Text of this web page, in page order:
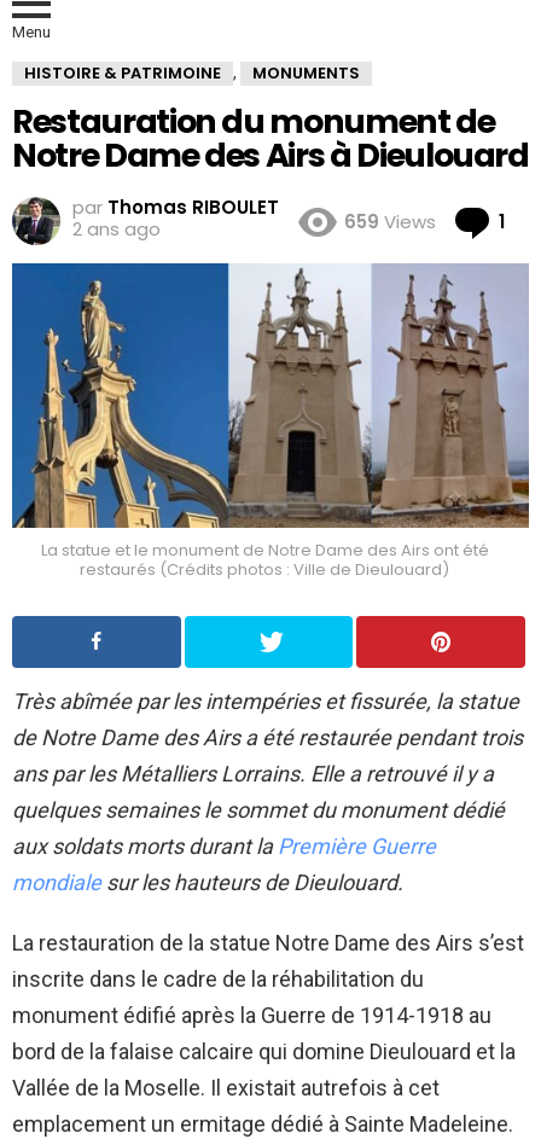
Menu
HISTOIRE & PATRIMOINE , MONUMENTS
Restauration du monument de
Notre Dame des Airs à Dieulouard
par Thomas RIBOULET
2 ans ago
659 Views 1
La statue et le monument de Notre Dame des Airs ont été
restaurés (Crédits photos : Ville de Dieulouard)
Très abîmée par les intempéries et fissurée, la statue
de Notre Dame des Airs a été restaurée pendant trois
ans par les Métalliers Lorrains. Elle a retrouvé il y a
quelques semaines le sommet du monument dédié
aux soldats morts durant laPremière Guerre
mondiale sur les hauteurs de Dieulouard.
La restauration de la statue Notre Dame des Airs s’est
inscrite dans le cadre de la réhabilitation du
monument édifié après la Guerre de 1914-1918 au
bord de la falaise calcaire qui domine Dieulouard et la
Vallée de la Moselle. Il existait autrefois à cet
emplacement un ermitage dédié à Sainte Madeleine.